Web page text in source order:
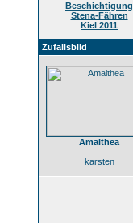
Beschichtigung
Stena-Fähren
Kiel 2011
Zufallsbild
Amalthea
karsten